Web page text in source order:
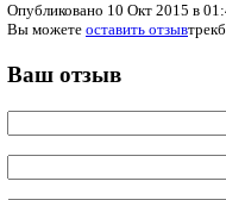
Опубликовано 10 Окт 2015 в
Вы можете оставить отзыв
Ваш отзыв